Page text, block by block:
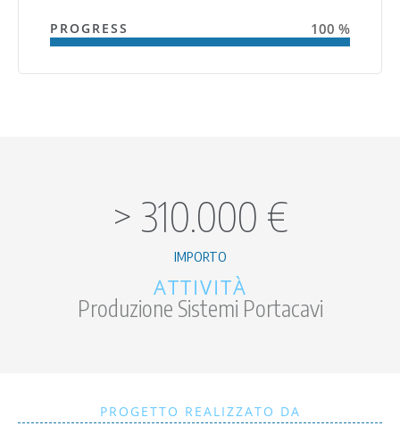
PROGRESS 100 %
> 310.000 €
IMPORTO
ATTIVITÀ
Produzione Sistemi Portacavi
PROGETTO REALIZZATO DA